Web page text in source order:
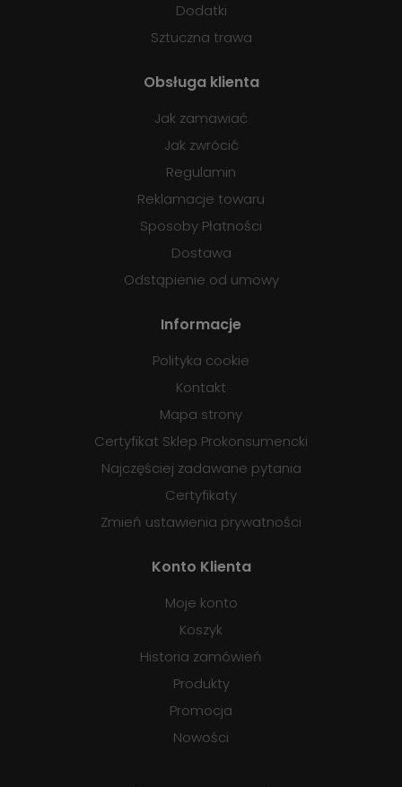
Dodatki
Sztuczna trawa
Obsługa klienta
Jak zamawiać
Jak zwrócić
Regulamin
Reklamacje towaru
Sposoby Płatności
Dostawa
Odstąpienie od umowy
Informacje
Polityka cookie
Kontakt
Mapa strony
Certyfikat Sklep Prokonsumencki
Najczęściej zadawane pytania
Certyfikaty
Zmień ustawienia prywatności
Konto Klienta
Moje konto
Koszyk
Historia zamówień
Produkty
Promocja
Nowości